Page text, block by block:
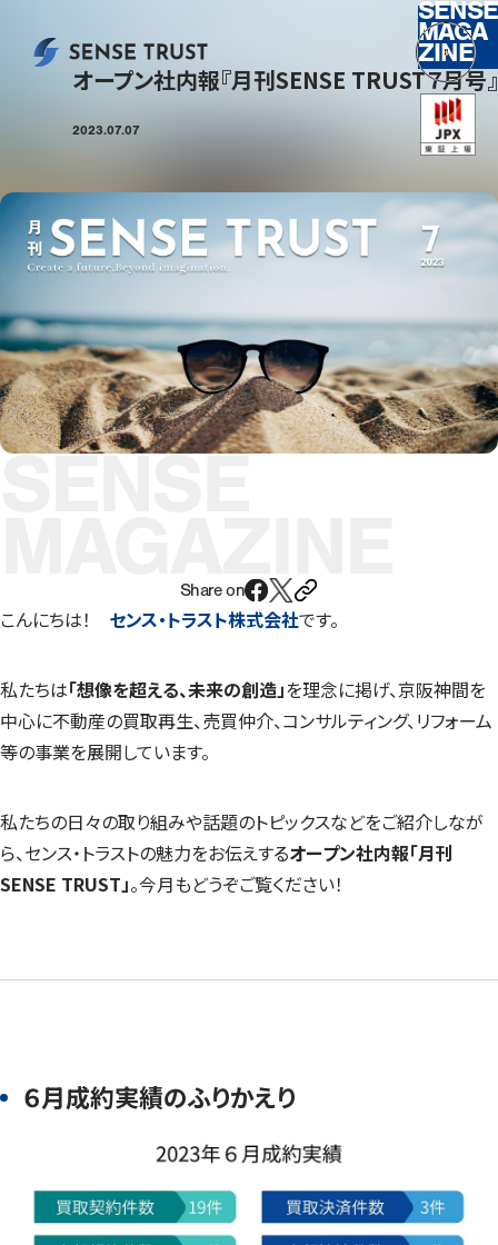
オープン社内報『月刊SENSE TRUST７月号』
2023.07.07
SENSE
MAGA
ZINE
SENSE
Share on
こんにちは！ センス・トラスト株式会社です。
私たちは「想像を超える、未来の創造」を理念に掲げ、京阪神間を
中心に不動産の買取再生、売買仲介、コンサルティング、リフォーム
等の事業を展開しています。
私たちの日々の取り組みや話題のトピックスなどをご紹介しなが
ら、センス・トラストの魅力をお伝えするオープン社内報「月刊
SENSE TRUST」。今月もどうぞご覧ください！
６月成約実績のふりかえり